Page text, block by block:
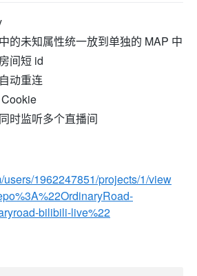
的未知属性统一放到单独的 MAP 中
间短 id
动重连
时监听多个直播间
users/1962247851/projects/1/view
bilibili-live%22